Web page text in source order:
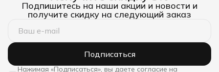
Подпишитесь на наши акции и новости и
получите скидку на следующий заказ
Подписаться
Нажимая «Подписаться», вы даете согласие на